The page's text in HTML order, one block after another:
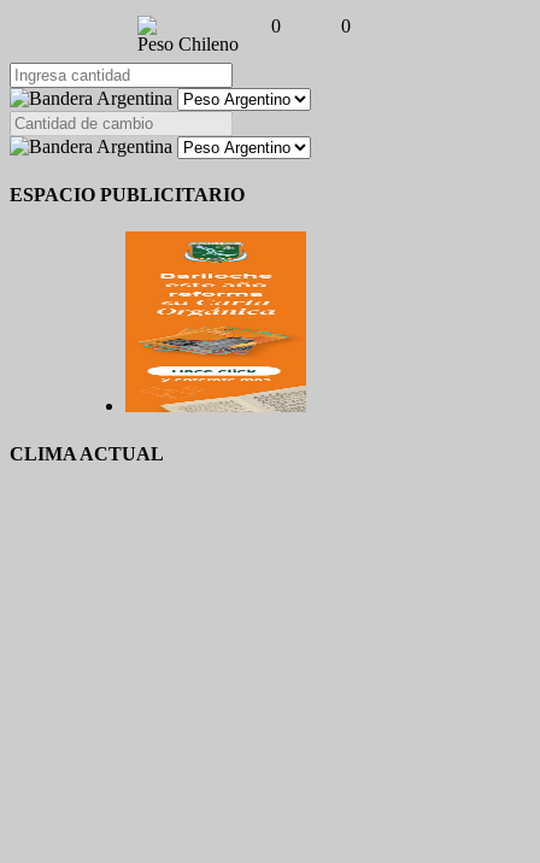
Peso Chileno
0 0
ESPACIO PUBLICITARIO
CLIMA ACTUAL